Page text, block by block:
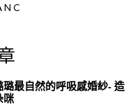
最自然的呼吸感婚紗- 造
咪